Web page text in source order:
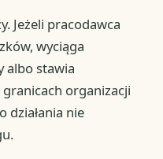
Jeżeli pracodawca
wyciąga
albo stawia
organizacji
działania nie